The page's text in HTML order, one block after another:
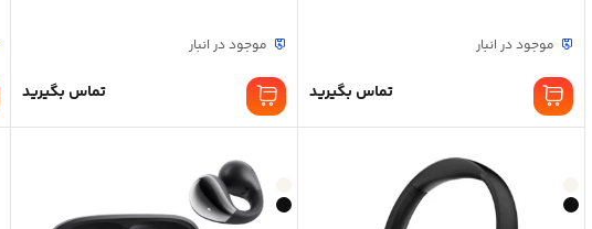
موجود در انبار
تماس بگیرید
موجود در انبار
تماس بگیرید